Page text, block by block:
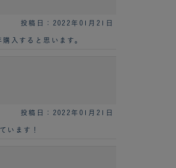
投稿日：2022年01月21日
入すると思います。
投稿日：2022年01月21日
います！